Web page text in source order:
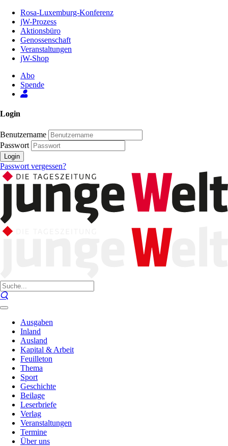
Inhalt
Seite
Rosa-Luxemburg-Konferenz
jW-Prozess
Aktionsbüro
Genossenschaft
Veranstaltungen
jW-Shop
Abo
Spende
Login
Benutzername
Passwort
Login
Passwort vergessen?
Ausgaben
Inland
Ausland
Kapital & Arbeit
Feuilleton
Thema
Sport
Geschichte
Beilage
Leserbriefe
Verlag
Veranstaltungen
Termine
Über uns